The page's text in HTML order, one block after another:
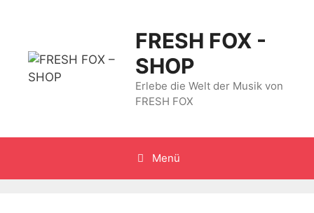
FRESH FOX -
SHOP
Erlebe die Welt der Musik von
FRESH FOX
Menü